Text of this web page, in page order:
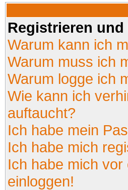
Registrieren
Warum kann ich
Warum muss ich
Warum logge ich
Wie kann ich
auftaucht?
Ich habe mein
Ich habe mich
Ich habe mich
einloggen!